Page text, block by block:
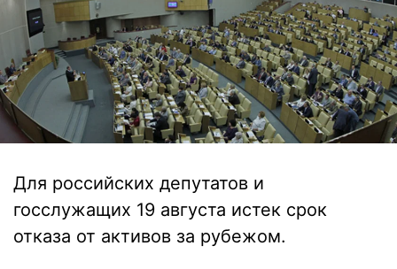
Для российских депутатов и
госслужащих 19 августа истек срок
отказа от активов за рубежом.